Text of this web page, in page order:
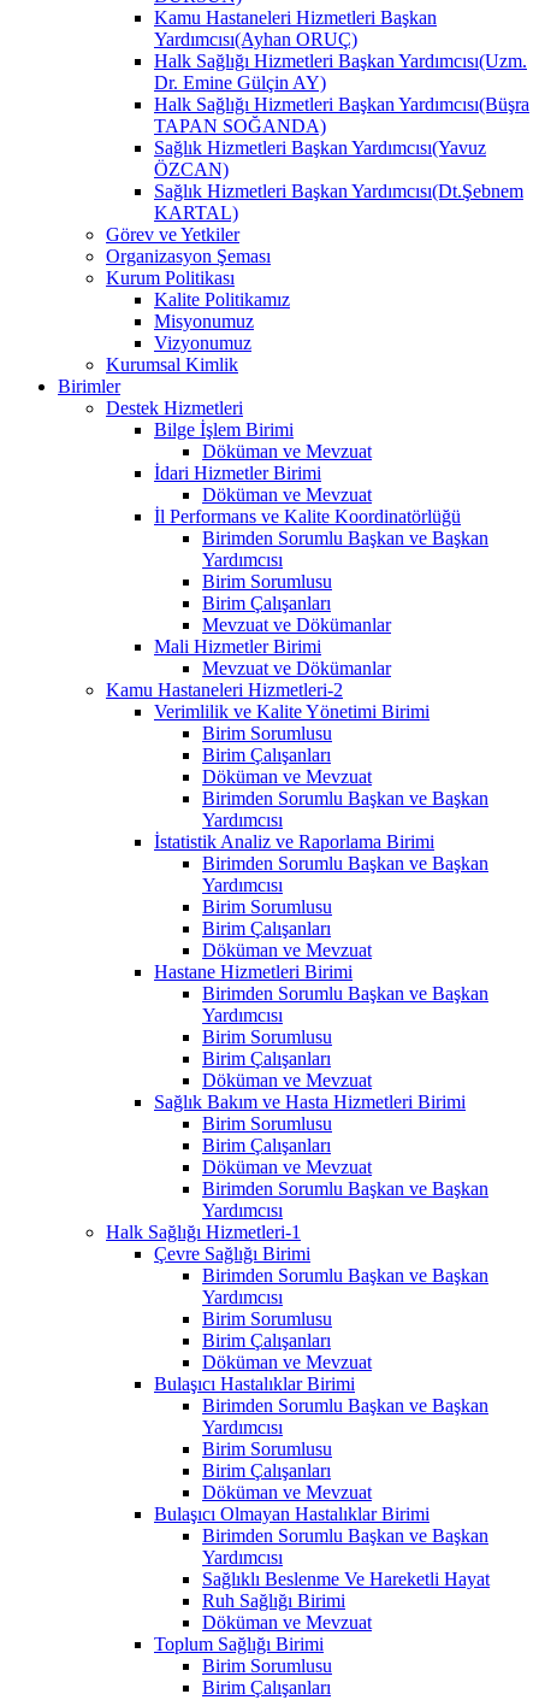
Kamu Hastaneleri Hizmetleri Başkan
Yardımcısı(Ayhan ORUÇ)
Halk Sağlığı Hizmetleri Başkan Yardımcısı(Uzm.
Dr. Emine Gülçin AY)
Halk Sağlığı Hizmetleri Başkan Yardımcısı(Büşra
TAPAN SOĞANDA)
Sağlık Hizmetleri Başkan Yardımcısı(Yavuz
ÖZCAN)
Sağlık Hizmetleri Başkan Yardımcısı(Dt.Şebnem
KARTAL)
Görev ve Yetkiler
Organizasyon Şeması
Kurum Politikası
Kalite Politikamız
Misyonumuz
Vizyonumuz
Kurumsal Kimlik
Birimler
Destek Hizmetleri
Bilge İşlem Birimi
Döküman ve Mevzuat
İdari Hizmetler Birimi
Döküman ve Mevzuat
İl Performans ve Kalite Koordinatörlüğü
Birimden Sorumlu Başkan ve Başkan
Yardımcısı
Birim Sorumlusu
Birim Çalışanları
Mevzuat ve Dökümanlar
Mali Hizmetler Birimi
Mevzuat ve Dökümanlar
Kamu Hastaneleri Hizmetleri-2
Verimlilik ve Kalite Yönetimi Birimi
Birim Sorumlusu
Birim Çalışanları
Döküman ve Mevzuat
Birimden Sorumlu Başkan ve Başkan
Yardımcısı
İstatistik Analiz ve Raporlama Birimi
Birimden Sorumlu Başkan ve Başkan
Yardımcısı
Birim Sorumlusu
Birim Çalışanları
Döküman ve Mevzuat
Hastane Hizmetleri Birimi
Birimden Sorumlu Başkan ve Başkan
Yardımcısı
Birim Sorumlusu
Birim Çalışanları
Döküman ve Mevzuat
Sağlık Bakım ve Hasta Hizmetleri Birimi
Birim Sorumlusu
Birim Çalışanları
Döküman ve Mevzuat
Birimden Sorumlu Başkan ve Başkan
Yardımcısı
Halk Sağlığı Hizmetleri-1
Çevre Sağlığı Birimi
Birimden Sorumlu Başkan ve Başkan
Yardımcısı
Birim Sorumlusu
Birim Çalışanları
Döküman ve Mevzuat
Bulaşıcı Hastalıklar Birimi
Birimden Sorumlu Başkan ve Başkan
Yardımcısı
Birim Sorumlusu
Birim Çalışanları
Döküman ve Mevzuat
Bulaşıcı Olmayan Hastalıklar Birimi
Birimden Sorumlu Başkan ve Başkan
Yardımcısı
Sağlıklı Beslenme Ve Hareketli Hayat
Ruh Sağlığı Birimi
Döküman ve Mevzuat
Toplum Sağlığı Birimi
Birim Sorumlusu
Birim Çalışanları